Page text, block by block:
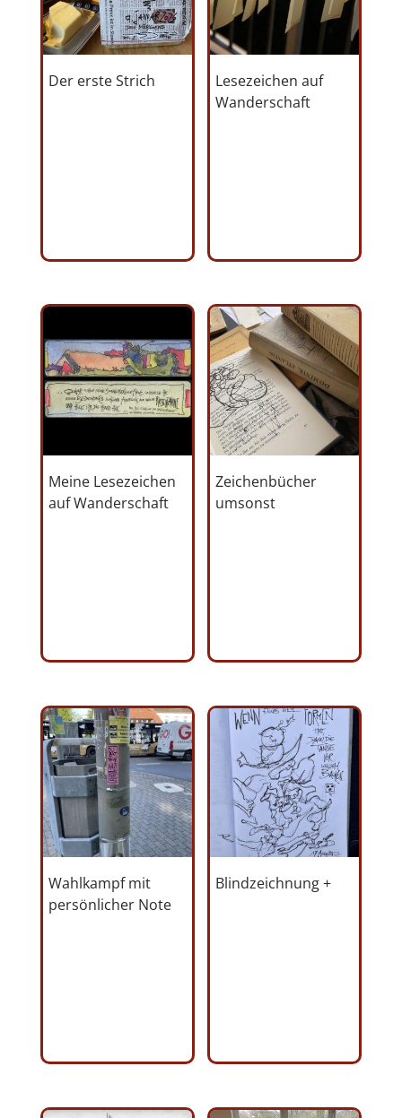
Der erste Strich
Lesezeichen auf
Wanderschaft
Meine Lesezeichen
auf Wanderschaft
Zeichenbücher
umsonst
Wahlkampf mit
persönlicher Note
Blindzeichnung +